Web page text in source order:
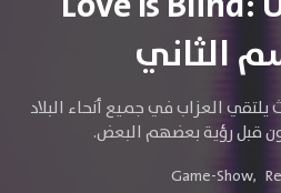
الثاني
العزاب في جميع أنحاء البلاد
قبل رؤية بعضهم البعض.
Game-Show,